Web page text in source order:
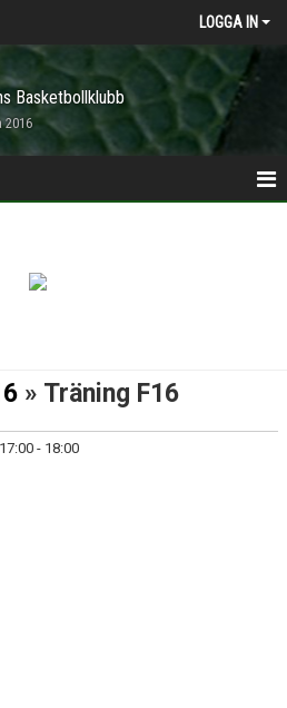
LOGGA IN
Basketbollklubb
2016
» Träning F16
- 18:00